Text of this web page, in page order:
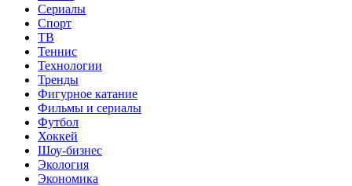
Сериалы
Спорт
ТВ
Теннис
Технологии
Тренды
Фигурное катание
Фильмы и сериалы
Футбол
Хоккей
Шоу-бизнес
Экология
Экономика